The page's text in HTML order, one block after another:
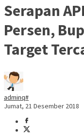
Serapan
Persen,
Target
adminq#
Jumat, 21 Desember 2018